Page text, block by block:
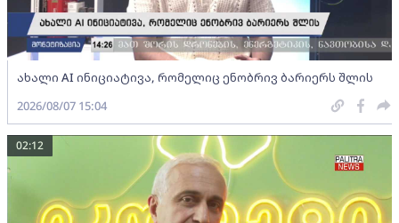
ახალი AI ინიციატივა, რომელიც ენობრივ ბარიერს შლის
2026/08/07 15:04
02:12